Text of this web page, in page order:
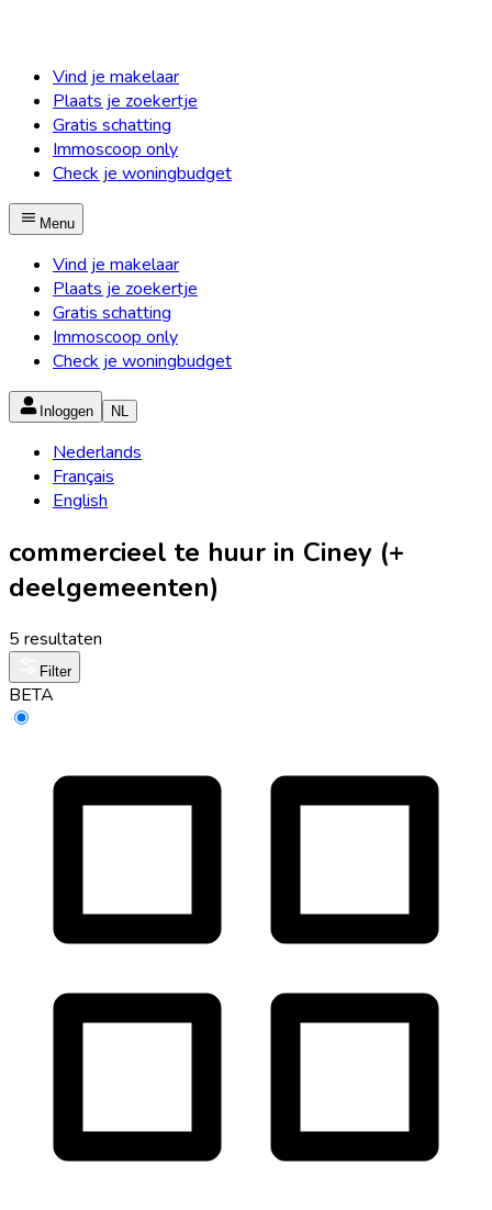
Vind je makelaar
Plaats je zoekertje
Gratis schatting
Immoscoop only
Check je woningbudget
Menu
Vind je makelaar
Plaats je zoekertje
Gratis schatting
Immoscoop only
Check je woningbudget
Inloggen NL
Nederlands
Français
English
commercieel te huur in Ciney (+
deelgemeenten)
5 resultaten
Filter
BETA